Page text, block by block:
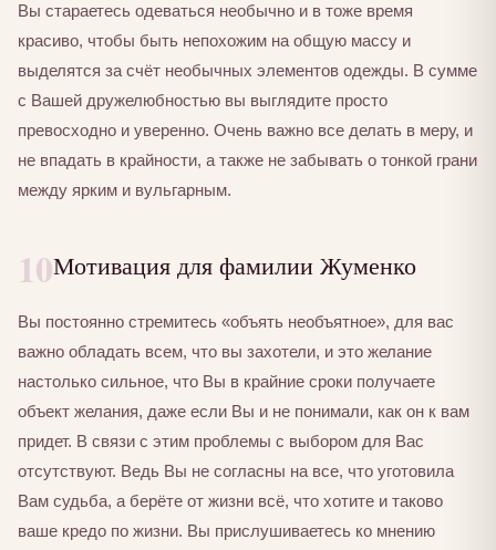
Вы стараетесь одеваться необычно и в тоже время
красиво, чтобы быть непохожим на общую массу и
выделятся за счёт необычных элементов одежды. В сумме
с Вашей дружелюбностью вы выглядите просто
превосходно и уверенно. Очень важно все делать в меру, и
не впадать в крайности, а также не забывать о тонкой грани
между ярким и вульгарным.
10Мотивация для фамилии Жуменко
Вы постоянно стремитесь «объять необъятное», для вас
важно обладать всем, что вы захотели, и это желание
настолько сильное, что Вы в крайние сроки получаете
объект желания, даже если Вы и не понимали, как он к вам
придет. В связи с этим проблемы с выбором для Вас
отсутствуют. Ведь Вы не согласны на все, что уготовила
Вам судьба, а берёте от жизни всё, что хотите и таково
ваше кредо по жизни. Вы прислушиваетесь ко мнению